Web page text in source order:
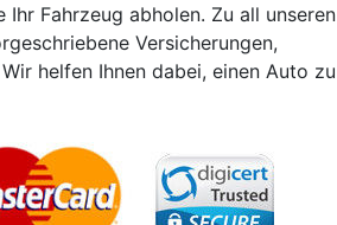
Fahrzeug abholen. Zu all unseren
Versicherungen,
helfen Ihnen dabei, einen Auto zu